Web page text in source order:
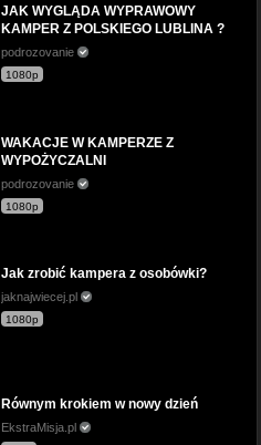
JAK WYGLĄDA WYPRAWOWY
KAMPER Z POLSKIEGO LUBLINA ?
podrozovanie
1080p
WAKACJE W KAMPERZE Z
WYPOŻYCZALNI
podrozovanie
1080p
Jak zrobić kampera z osobówki?
jaknajwiecej.pl
1080p
Równym krokiem w nowy dzień
EkstraMisja.pl